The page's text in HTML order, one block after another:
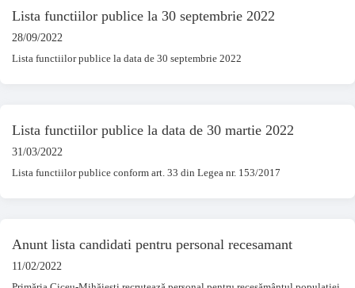
Lista functiilor publice la 30 septembrie 2022
28/09/2022
Lista functiilor publice la data de 30 septembrie 2022
Lista functiilor publice la data de 30 martie 2022
31/03/2022
Lista functiilor publice conform art. 33 din Legea nr. 153/2017
Anunt lista candidati pentru personal recesamant
11/02/2022